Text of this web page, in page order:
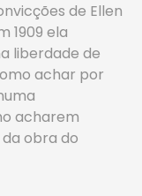
de Ellen
1909 ela
liberdade de
achar por
acharem
obra do